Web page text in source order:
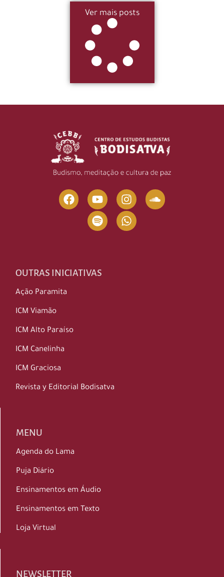
Ver mais posts
OUTRAS INICIATIVAS
Ação Paramita
ICM Viamão
ICM Alto Paraíso
ICM Canelinha
ICM Graciosa
Revista y Editorial Bodisatva
MENU
Agenda do Lama
Puja Diário
Ensinamentos em Áudio
Ensinamentos em Texto
Loja Virtual
NEWSLETTER